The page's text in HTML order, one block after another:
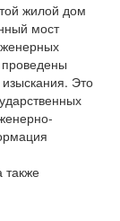
жилой дом
мост
изыскания. Это
также